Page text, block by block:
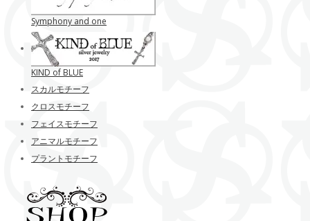
Symphony and one
KIND of BLUE
スカルモチーフ
クロスモチーフ
フェイスモチーフ
アニマルモチーフ
プラントモチーフ